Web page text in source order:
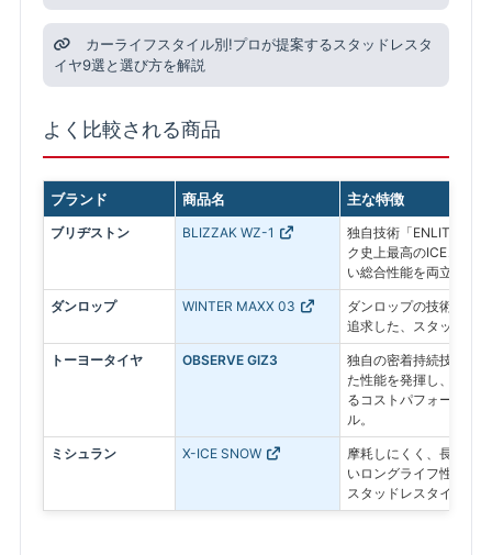
カーライフスタイル別!プロが提案するスタッドレスタ
イヤ9選と選び方を解説
よく比較される商品
ブランド 商品名 主な特徴
ブリヂストン BLIZZAK WZ-1
独自技術「ENLITEN」
ク史上最高のICEコント
い総合性能を両立した
ダンロップ WINTER MAXX 03
ダンロップの技術で氷
追求した、スタッドレ
トーヨータイヤ OBSERVE GIZ3
独自の密着持続技術に
た性能を発揮し、その
るコストパフォーマン
ル。
ミシュラン X-ICE SNOW
摩耗しにくく、長期間
いロングライフ性能が
スタッドレスタイヤ